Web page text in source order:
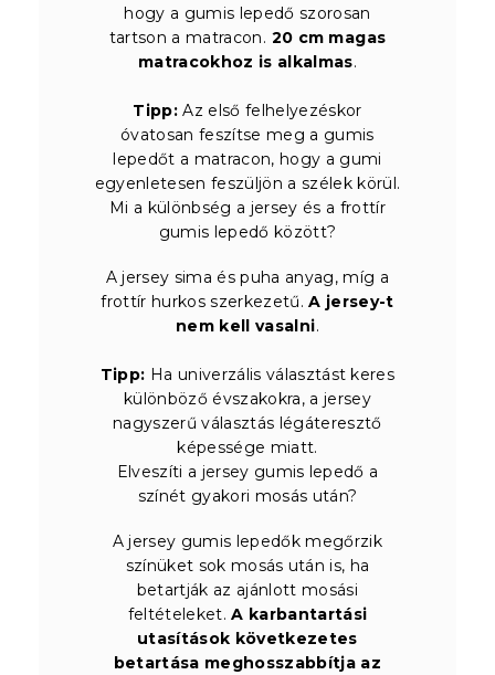
hogy a gumis lepedő szorosan
tartson a matracon. 20 cm magas
matracokhoz is alkalmas.
Tipp: Az első felhelyezéskor
óvatosan feszítse meg a gumis
lepedőt a matracon, hogy a gumi
egyenletesen feszüljön a szélek körül.
Mi a különbség a jersey és a frottír
gumis lepedő között?
A jersey sima és puha anyag, míg a
frottír hurkos szerkezetű.A jersey-t
nem kell vasalni.
Tipp: Ha univerzális választást keres
különböző évszakokra, a jersey
nagyszerű választás légáteresztő
képessége miatt.
Elveszíti a jersey gumis lepedő a
színét gyakori mosás után?
A jersey gumis lepedők megőrzik
színüket sok mosás után is, ha
betartják az ajánlott mosási
feltételeket.A karbantartási
utasítások következetes
betartása meghosszabbítja az